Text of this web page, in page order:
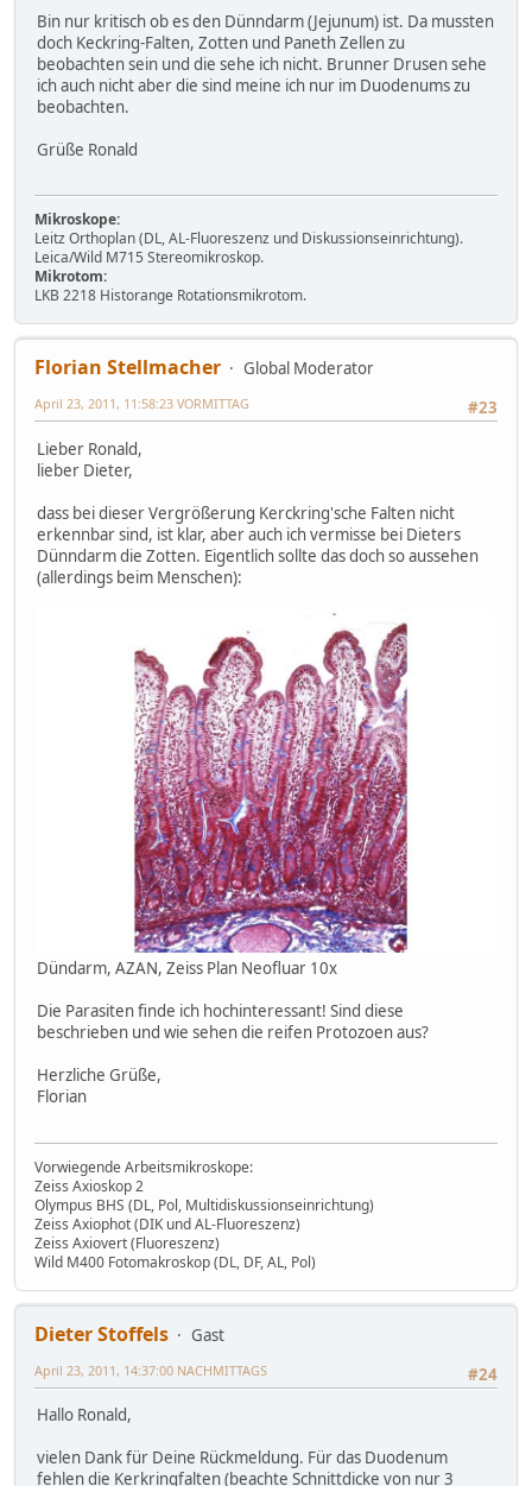
Bin nur kritisch ob es den Dünndarm (Jejunum) ist. Da mussten
doch Keckring-Falten, Zotten und Paneth Zellen zu
beobachten sein und die sehe ich nicht. Brunner Drusen sehe
ich auch nicht aber die sind meine ich nur im Duodenums zu
beobachten.
Grüße Ronald
Mikroskope:
Leitz Orthoplan (DL, AL-Fluoreszenz und Diskussionseinrichtung).
Leica/Wild M715 Stereomikroskop.
Mikrotom:
LKB 2218 Historange Rotationsmikrotom.
Florian Stellmacher
Global Moderator
#23
April 23, 2011, 11:58:23 VORMITTAG
Lieber Ronald,
lieber Dieter,
dass bei dieser Vergrößerung Kerckring'sche Falten nicht
erkennbar sind, ist klar, aber auch ich vermisse bei Dieters
Dünndarm die Zotten. Eigentlich sollte das doch so aussehen
(allerdings beim Menschen):
Dündarm, AZAN, Zeiss Plan Neofluar 10x
Die Parasiten finde ich hochinteressant! Sind diese
beschrieben und wie sehen die reifen Protozoen aus?
Herzliche Grüße,
Florian
Vorwiegende Arbeitsmikroskope:
Zeiss Axioskop 2
Olympus BHS (DL, Pol, Multidiskussionseinrichtung)
Zeiss Axiophot (DIK und AL-Fluoreszenz)
Zeiss Axiovert (Fluoreszenz)
Wild M400 Fotomakroskop (DL, DF, AL, Pol)
Dieter Stoffels
Gast
#24
April 23, 2011, 14:37:00 NACHMITTAGS
Hallo Ronald,
vielen Dank für Deine Rückmeldung. Für das Duodenum
fehlen die Kerkringfalten (beachte Schnittdicke von nur 3